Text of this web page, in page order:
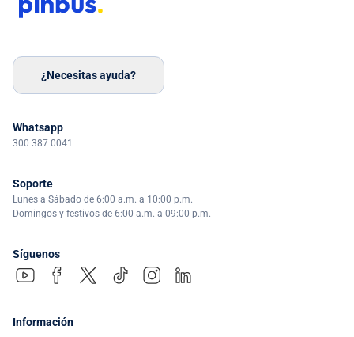
¿Necesitas ayuda?
Whatsapp
300 387 0041
Soporte
Lunes a Sábado de 6:00 a.m. a 10:00 p.m.
Domingos y festivos de 6:00 a.m. a 09:00 p.m.
Síguenos
Información